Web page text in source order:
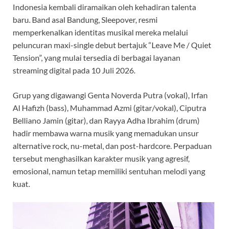
Indonesia kembali diramaikan oleh kehadiran talenta
baru. Band asal Bandung, Sleepover, resmi
memperkenalkan identitas musikal mereka melalui
peluncuran maxi-single debut bertajuk “Leave Me / Quiet
Tension”, yang mulai tersedia di berbagai layanan
streaming digital pada 10 Juli 2026.
Grup yang digawangi Genta Noverda Putra (vokal), Irfan
Al Hafizh (bass), Muhammad Azmi (gitar/vokal), Ciputra
Belliano Jamin (gitar), dan Rayya Adha Ibrahim (drum)
hadir membawa warna musik yang memadukan unsur
alternative rock, nu-metal, dan post-hardcore. Perpaduan
tersebut menghasilkan karakter musik yang agresif,
emosional, namun tetap memiliki sentuhan melodi yang
kuat.